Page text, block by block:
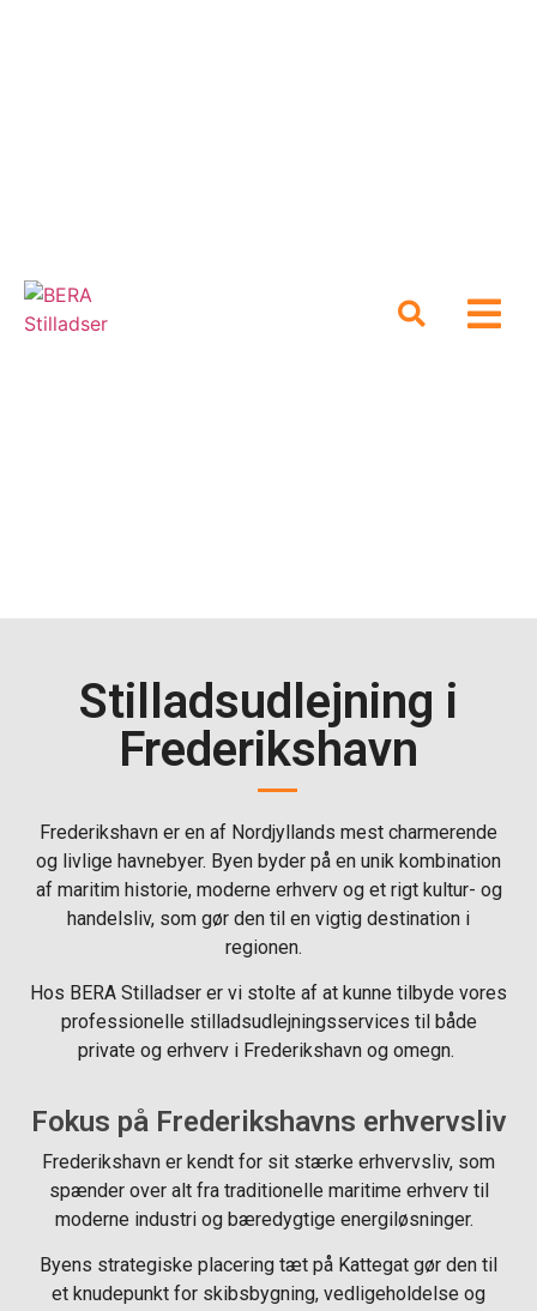
Stilladsudlejning i
Frederikshavn
Frederikshavn er en af Nordjyllands mest charmerende
og livlige havnebyer. Byen byder på en unik kombination
af maritim historie, moderne erhverv og et rigt kultur- og
handelsliv, som gør den til en vigtig destination i
regionen.
Hos BERA Stilladser er vi stolte af at kunne tilbyde vores
professionelle stilladsudlejningsservices til både
private og erhverv i Frederikshavn og omegn.
Fokus på Frederikshavns erhvervsliv
Frederikshavn er kendt for sit stærke erhvervsliv, som
spænder over alt fra traditionelle maritime erhverv til
moderne industri og bæredygtige energiløsninger.
Byens strategiske placering tæt på Kattegat gør den til
et knudepunkt for skibsbygning, vedligeholdelse og